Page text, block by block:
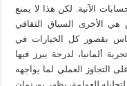
الآنية. لكن هذا لا يمنع
الأخرى السياق الثقافي
بقصور كل الخيارات في
ألمانيا، لدرجة يبرز فيها
التجاوز العملي لما يواجهه